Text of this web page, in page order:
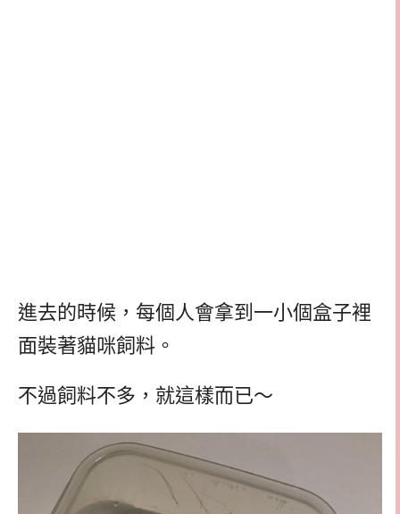
進去的時候，每個人會拿到一小個盒子裡
面裝著貓咪飼料。
不過飼料不多，就這樣而已～